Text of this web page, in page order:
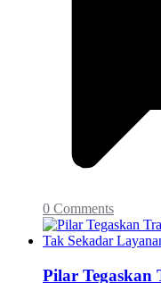
0 Comments
Pilar Tegaskan